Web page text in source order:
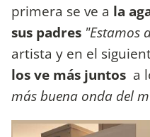
primera se ve a la
sus padres "Estamos
artista y en el
los ve más juntos a
más buena onda del